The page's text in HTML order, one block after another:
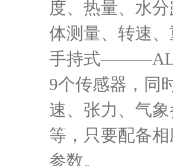
度、热量、水
体测量、转速
手持式
9个传感器，同
速、张力、气
等，只要配备
参数。